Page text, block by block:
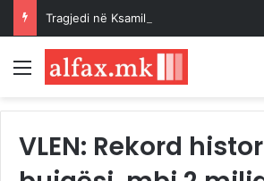
Menu
VLEN: Rekord